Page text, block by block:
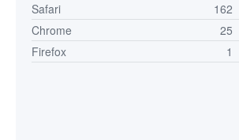
Safari 162
Chrome
25
Firefox
1